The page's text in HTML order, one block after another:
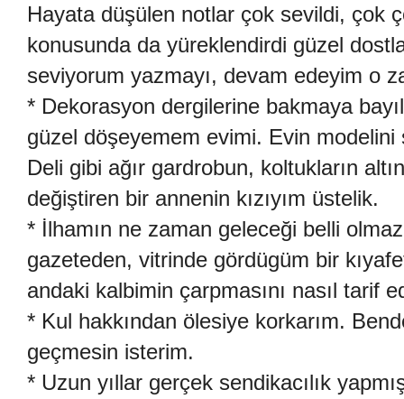
Hayata düşülen notlar çok sevildi, çok
konusunda da yüreklendirdi güzel
seviyorum yazmayı, devam edeyim o
* Dekorasyon dergilerine bakmaya
güzel döşeyemem evimi. Evin
Deli gibi ağır gardrobun, koltukların
değiştiren bir annenin kızıyım üstelik.
* İlhamın ne zaman geleceği belli
gazeteden, vitrinde gördügüm bir
andaki kalbimin çarpmasını nasıl tarif
* Kul hakkından ölesiye korkarım.
geçmesin isterim.
* Uzun yıllar gerçek sendikacılık